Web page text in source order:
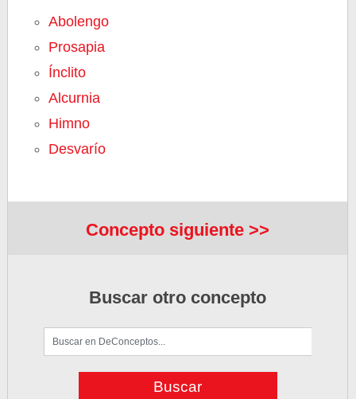
Abolengo
Prosapia
Ínclito
Alcurnia
Himno
Desvarío
Concepto siguiente >>
Buscar otro concepto